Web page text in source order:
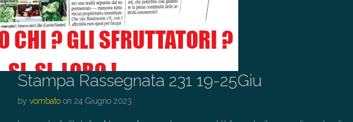
Stampa Rassegnata 231 19-25Giu
byvombato on24 Giugno 2023